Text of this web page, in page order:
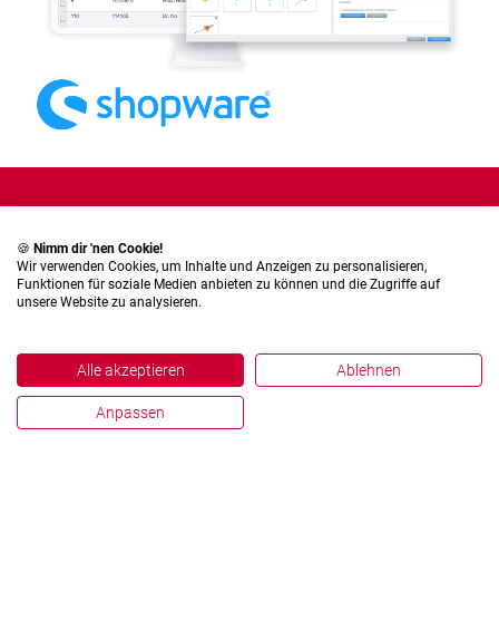
🍪 Nimm dir 'nen Cookie!
Wir verwenden Cookies, um Inhalte und Anzeigen zu personalisieren,
Funktionen für soziale Medien anbieten zu können und die Zugriffe auf
unsere Website zu analysieren.
Alle akzeptieren Ablehnen
Anpassen